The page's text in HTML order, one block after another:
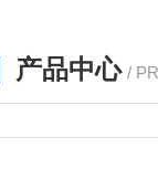
产品中心 /